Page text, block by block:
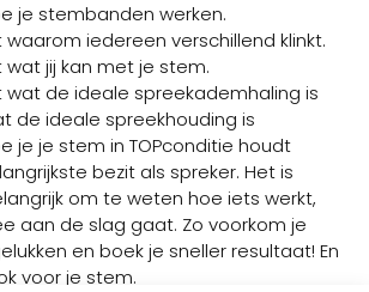
je stembanden werken.
iedereen verschillend klinkt.
wat jij kan met je stem.
wat de ideale spreekademhaling is
de ideale spreekhouding is
je je stem in TOPconditie houdt
bezit als spreker. Het is
om te weten hoe iets werkt,
aan de slag gaat. Zo voorkom je
en boek je sneller resultaat! En
voor je stem.